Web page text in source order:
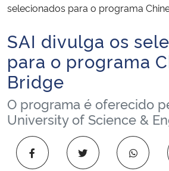
Ministério da Infraestrutura
Ministério da Agricultura, Pecuária e
Ministério da Educação
Ministério da Cidadania
selecionados para o programa
Início do conteúdo
SAI divulga os
para o programa
Bridge
O programa é oferecido
University of Science &